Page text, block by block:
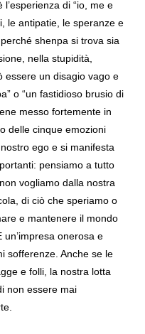
di “io, me e
le antipatie, le speranze e
shenpa si trova sia
nella stupidità,
essere un disagio vago e
o “un fastidioso brusio di
messo fortemente in
delle cinque emozioni
ego e si manifesta
pensiamo a tutto
vogliamo dalla nostra
di ciò che speriamo o
e mantenere il mondo
onerosa e
sofferenze. Anche se le
e folli, la nostra lotta
non essere mai